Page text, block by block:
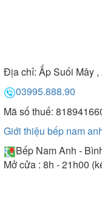
Địa chỉ: Ấp Suối Mây
03995.888.90
Mã số thuế:
Giới thiệu bếp nam
Bếp Nam Anh -
Mở cửa : 8h - 21h00